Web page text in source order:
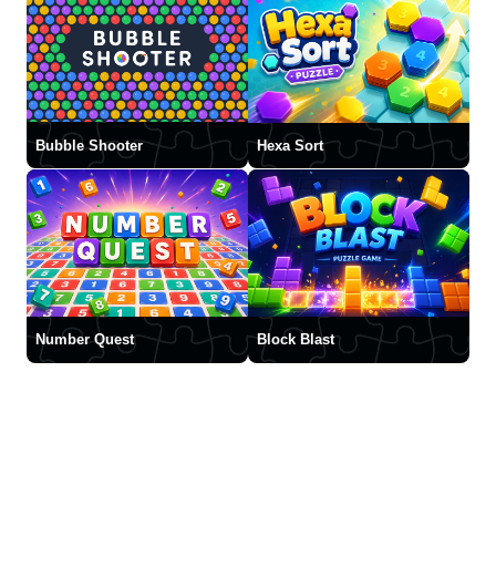
Bubble Shooter Hexa Sort
Number Quest Block Blast